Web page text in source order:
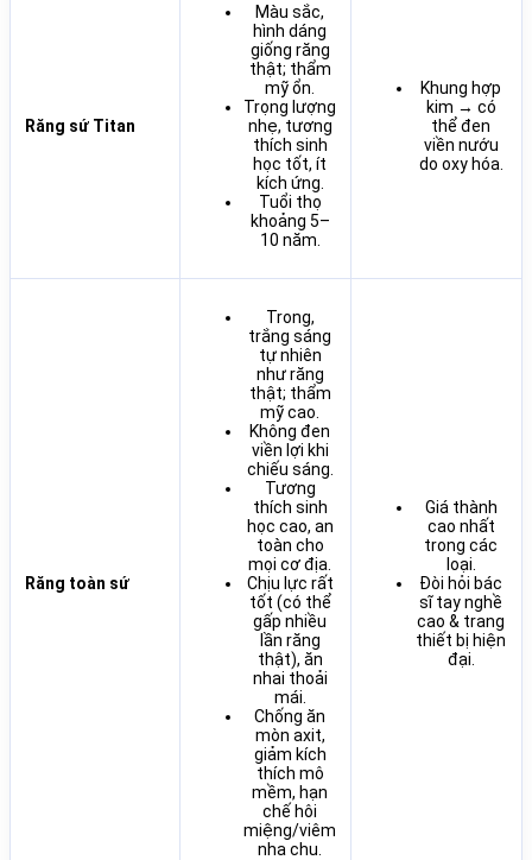
Răng sứ Titan
Màu sắc,
hình dáng
giống răng
thật; thẩm
mỹ ổn.
Trọng lượng
nhẹ, tương
thích sinh
học tốt, ít
kích ứng.
Tuổi thọ
khoảng 5–
10 năm.
Khung hợp
kim → có
thể đen
viền nướu
do oxy hóa.
Răng toàn sứ
Trong,
trắng sáng
tự nhiên
như răng
thật; thẩm
mỹ cao.
Không đen
viền lợi khi
chiếu sáng.
Tương
thích sinh
học cao, an
toàn cho
mọi cơ địa.
Chịu lực rất
tốt (có thể
gấp nhiều
lần răng
thật), ăn
nhai thoải
mái.
Chống ăn
mòn axit,
giảm kích
thích mô
mềm, hạn
chế hôi
miệng/viêm
nha chu.
Giá thành
cao nhất
trong các
loại.
Đòi hỏi bác
sĩ tay nghề
cao & trang
thiết bị hiện
đại.